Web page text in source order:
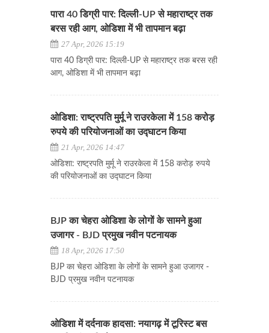
पारा 40 डिग्री पार: दिल्ली-UP से महाराष्ट्र तक
बरस रही आग, ओडिशा में भी तापमान बढ़ा
27 Apr, 2026 15:19
पारा 40 डिग्री पार: दिल्ली-UP से महाराष्ट्र तक बरस रही
आग, ओडिशा में भी तापमान बढ़ा
ओडिशा: राष्ट्रपति मुर्मू ने राउरकेला में 158 करोड़
रुपये की परियोजनाओं का उद्घाटन किया
21 Apr, 2026 14:47
ओडिशा: राष्ट्रपति मुर्मू ने राउरकेला में 158 करोड़ रुपये
की परियोजनाओं का उद्घाटन किया
BJP का चेहरा ओडिशा के लोगों के सामने हुआ
उजागर - BJD प्रमुख नवीन पटनायक
18 Apr, 2026 17:50
BJP का चेहरा ओडिशा के लोगों के सामने हुआ उजागर -
BJD प्रमुख नवीन पटनायक
ओडिशा में दर्दनाक हादसा: नयागढ़ में टूरिस्ट बस